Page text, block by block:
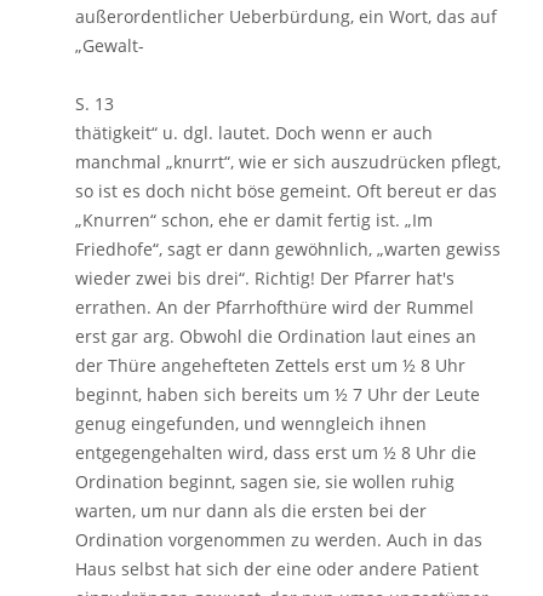
außerordentlicher Ueberbürdung, ein Wort, das auf
„Gewalt-
S. 13
thätigkeit“ u. dgl. lautet. Doch wenn er auch
manchmal „knurrt“, wie er sich auszudrücken pflegt,
so ist es doch nicht böse gemeint. Oft bereut er das
„Knurren“ schon, ehe er damit fertig ist. „Im
Friedhofe“, sagt er dann gewöhnlich, „warten gewiss
wieder zwei bis drei“. Richtig! Der Pfarrer hat's
errathen. An der Pfarrhofthüre wird der Rummel
erst gar arg. Obwohl die Ordination laut eines an
der Thüre angehefteten Zettels erst um ½ 8 Uhr
beginnt, haben sich bereits um ½ 7 Uhr der Leute
genug eingefunden, und wenngleich ihnen
entgegengehalten wird, dass erst um ½ 8 Uhr die
Ordination beginnt, sagen sie, sie wollen ruhig
warten, um nur dann als die ersten bei der
Ordination vorgenommen zu werden. Auch in das
Haus selbst hat sich der eine oder andere Patient